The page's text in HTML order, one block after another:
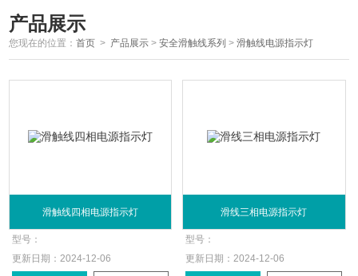
产品展示
您现在的位置：首页 > 产品展示 >安全滑触线系列 >滑触线电源指示灯
滑触线四相电源指示灯
型号：
更新日期： 2024-12-06
滑线三相电源指示灯
型号：
更新日期： 2024-12-06